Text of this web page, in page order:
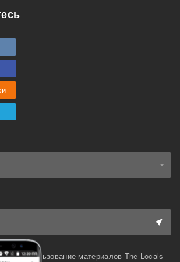
Использование материалов The Locals